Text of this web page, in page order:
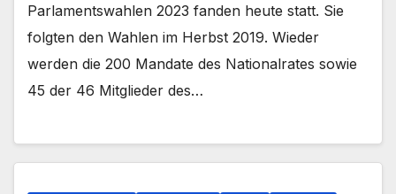
Parlamentswahlen 2023 fanden heute statt. Sie
folgten den Wahlen im Herbst 2019. Wieder
werden die 200 Mandate des Nationalrates sowie
45 der 46 Mitglieder des…